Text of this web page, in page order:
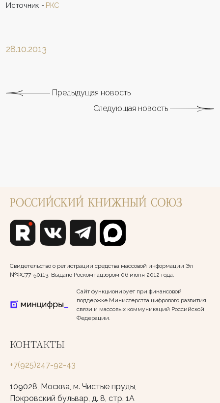
Источник - РКС
28.10.2013
Предыдущая новость
Следующая новость
Свидетельство о регистрации средства массовой информации Эл
№ФС77-50113. Выдано Роскомнадзором 06 июня 2012 года.
Сайт функционирует при финансовой
поддержке Министерства цифрового развития,
связи и массовых коммуникаций Российской
Федерации.
КОНТАКТЫ
+7(925)247-92-43
109028, Москва, м. Чистые пруды,
Покровский бульвар, д. 8, стр. 1А